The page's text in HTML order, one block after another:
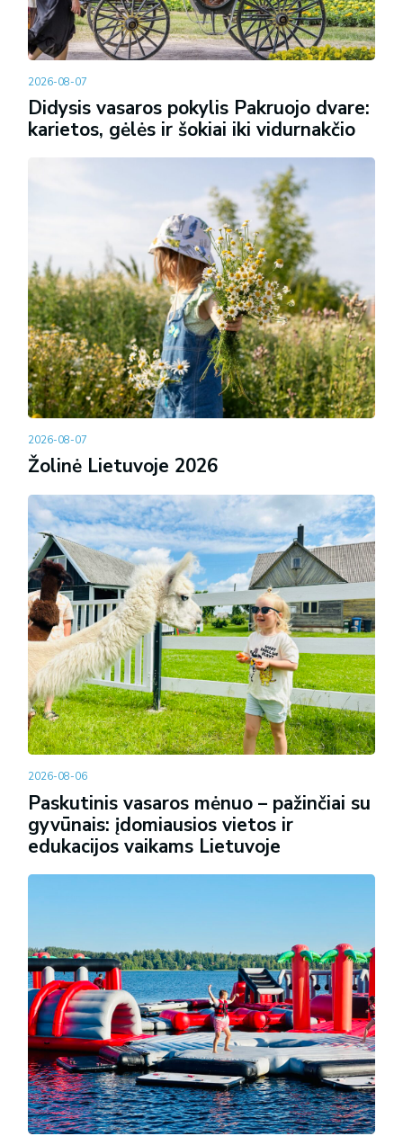
2026-08-07
Didysis vasaros pokylis Pakruojo dvare:
karietos, gėlės ir šokiai iki vidurnakčio
2026-08-07
Žolinė Lietuvoje 2026
2026-08-06
Paskutinis vasaros mėnuo – pažinčiai su
gyvūnais: įdomiausios vietos ir
edukacijos vaikams Lietuvoje